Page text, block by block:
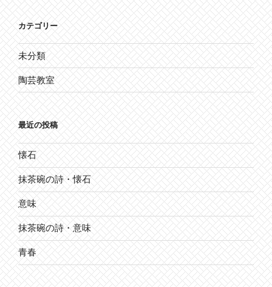
カテゴリー
未分類
陶芸教室
最近の投稿
懐石
抹茶碗の詩・懐石
意味
抹茶碗の詩・意味
青春